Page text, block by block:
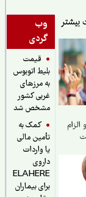
وب
گردی
قیمت
بلیط اتوبوس
به مرزهای
غربی کشور
مشخص شد
کمک به
تأمین مالی
یا واردات
ELAHERE
برای بیماران